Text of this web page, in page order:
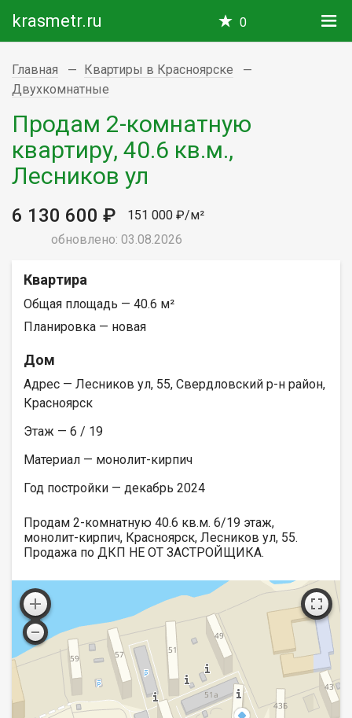
krasmetr.ru 0
Главная
Квартиры в Красноярске
Двухкомнатные
Продам 2-комнатную
квартиру, 40.6 кв.м.,
Лесников ул
6 130 600 ₽
151 000 ₽/м²
обновлено: 03.08.2026
Квартира
Общая площадь — 40.6 м²
Планировка — новая
Дом
Адрес — Лесников ул, 55, Свердловский р-н район,
Красноярск
Этаж — 6 / 19
Материал — монолит-кирпич
Год постройки — декабрь 2024
Продам 2-комнатную 40.6 кв.м. 6/19 этаж,
монолит-кирпич, Красноярск, Лесников ул, 55.
Продажа по ДКП НЕ ОТ ЗАСТРОЙЩИКА.